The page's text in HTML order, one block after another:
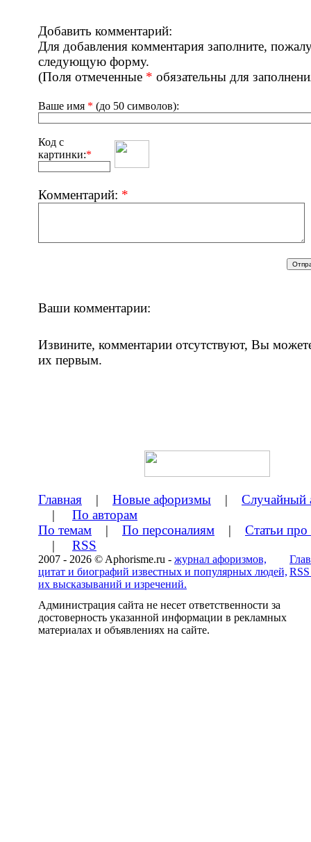
Добавить комментарий:
Для добавления комментария заполните,
следующую форму.
(Поля отмеченные * обязательны для
Ваше имя * (до 50 символов):
Код с
картинки:*
Комментарий: *
Ваши комментарии:
Извините, комментарии отсутствуют, Вы
их первым.
Главная | Новые афоризмы | Случайный
| По авторам
По темам | По персоналиям | Статьи
| RSS
2007 - 2026 © Aphorisme.ru - журнал афоризмов,
цитат и биографий известных и популярных людей,
их высказываний и изречений.
Администрация сайта не несет ответственности за
достоверность указанной информации в рекламных
материалах и объявлениях на сайте.